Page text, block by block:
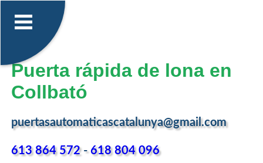
Puerta rápida de lona en
Collbató
puertasautomaticascatalunya@gmail.com
613 864 572-618 804 096